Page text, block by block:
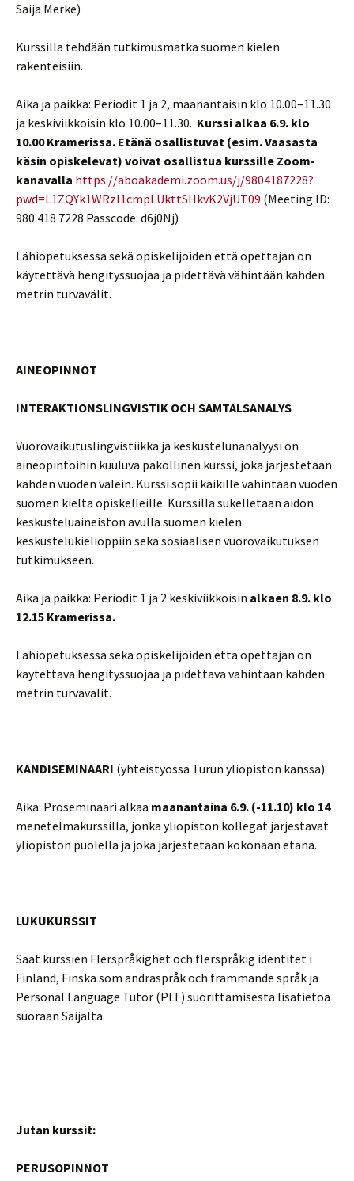
Saija Merke)
Kurssilla tehdään tutkimusmatka suomen kielen
rakenteisiin.
Aika ja paikka: Periodit 1 ja 2, maanantaisin klo 10.00–11.30
ja keskiviikkoisin klo 10.00–11.30. Kurssi alkaa 6.9. klo
10.00 Kramerissa. Etänä osallistuvat (esim. Vaasasta
käsin opiskelevat) voivat osallistua kurssille Zoom-
kanavalla https://aboakademi.zoom.us/j/9804187228?
pwd=L1ZQYk1WRzI1cmpLUkttSHkvK2VjUT09 (Meeting ID:
980 418 7228 Passcode: d6j0Nj)
Lähiopetuksessa sekä opiskelijoiden että opettajan on
käytettävä hengityssuojaa ja pidettävä vähintään kahden
metrin turvavälit.
AINEOPINNOT
INTERAKTIONSLINGVISTIK OCH SAMTALSANALYS
Vuorovaikutuslingvistiikka ja keskustelunanalyysi on
aineopintoihin kuuluva pakollinen kurssi, joka järjestetään
kahden vuoden välein. Kurssi sopii kaikille vähintään vuoden
suomen kieltä opiskelleille. Kurssilla sukelletaan aidon
keskusteluaineiston avulla suomen kielen
keskustelukielioppiin sekä sosiaalisen vuorovaikutuksen
tutkimukseen.
Aika ja paikka: Periodit 1 ja 2 keskiviikkoisin alkaen 8.9. klo
12.15 Kramerissa.
Lähiopetuksessa sekä opiskelijoiden että opettajan on
käytettävä hengityssuojaa ja pidettävä vähintään kahden
metrin turvavälit.
KANDISEMINAARI (yhteistyössä Turun yliopiston kanssa)
Aika: Proseminaari alkaa maanantaina 6.9. (-11.10) klo 14
menetelmäkurssilla, jonka yliopiston kollegat järjestävät
yliopiston puolella ja joka järjestetään kokonaan etänä.
LUKUKURSSIT
Saat kurssien Flerspråkighet och flerspråkig identitet i
Finland, Finska som andraspråk och främmande språk ja
Personal Language Tutor (PLT) suorittamisesta lisätietoa
suoraan Saijalta.
Jutan kurssit:
PERUSOPINNOT